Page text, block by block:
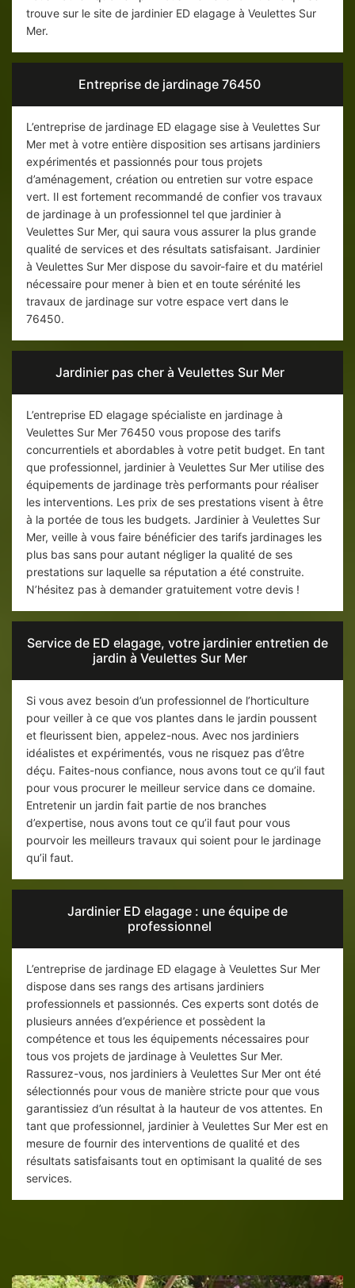
trouve sur le site de jardinier ED elagage à Veulettes Sur
Mer.
Entreprise de jardinage 76450
L’entreprise de jardinage ED elagage sise à Veulettes Sur
Mer met à votre entière disposition ses artisans jardiniers
expérimentés et passionnés pour tous projets
d’aménagement, création ou entretien sur votre espace
vert. Il est fortement recommandé de confier vos travaux
de jardinage à un professionnel tel que jardinier à
Veulettes Sur Mer, qui saura vous assurer la plus grande
qualité de services et des résultats satisfaisant. Jardinier
à Veulettes Sur Mer dispose du savoir-faire et du matériel
nécessaire pour mener à bien et en toute sérénité les
travaux de jardinage sur votre espace vert dans le
76450.
Jardinier pas cher à Veulettes Sur Mer
L’entreprise ED elagage spécialiste en jardinage à
Veulettes Sur Mer 76450 vous propose des tarifs
concurrentiels et abordables à votre petit budget. En tant
que professionnel, jardinier à Veulettes Sur Mer utilise des
équipements de jardinage très performants pour réaliser
les interventions. Les prix de ses prestations visent à être
à la portée de tous les budgets. Jardinier à Veulettes Sur
Mer, veille à vous faire bénéficier des tarifs jardinages les
plus bas sans pour autant négliger la qualité de ses
prestations sur laquelle sa réputation a été construite.
N’hésitez pas à demander gratuitement votre devis !
Service de ED elagage, votre jardinier entretien de
jardin à Veulettes Sur Mer
Si vous avez besoin d’un professionnel de l’horticulture
pour veiller à ce que vos plantes dans le jardin poussent
et fleurissent bien, appelez-nous. Avec nos jardiniers
idéalistes et expérimentés, vous ne risquez pas d’être
déçu. Faites-nous confiance, nous avons tout ce qu’il faut
pour vous procurer le meilleur service dans ce domaine.
Entretenir un jardin fait partie de nos branches
d’expertise, nous avons tout ce qu’il faut pour vous
pourvoir les meilleurs travaux qui soient pour le jardinage
qu’il faut.
Jardinier ED elagage : une équipe de
professionnel
L’entreprise de jardinage ED elagage à Veulettes Sur Mer
dispose dans ses rangs des artisans jardiniers
professionnels et passionnés. Ces experts sont dotés de
plusieurs années d’expérience et possèdent la
compétence et tous les équipements nécessaires pour
tous vos projets de jardinage à Veulettes Sur Mer.
Rassurez-vous, nos jardiniers à Veulettes Sur Mer ont été
sélectionnés pour vous de manière stricte pour que vous
garantissiez d’un résultat à la hauteur de vos attentes. En
tant que professionnel, jardinier à Veulettes Sur Mer est en
mesure de fournir des interventions de qualité et des
résultats satisfaisants tout en optimisant la qualité de ses
services.